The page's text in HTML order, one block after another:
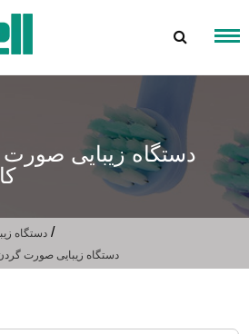
دستگاه زیبایی
دستگاه /
دستگاه زیبایی صورت گردن